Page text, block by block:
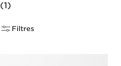
(1)
Filtres